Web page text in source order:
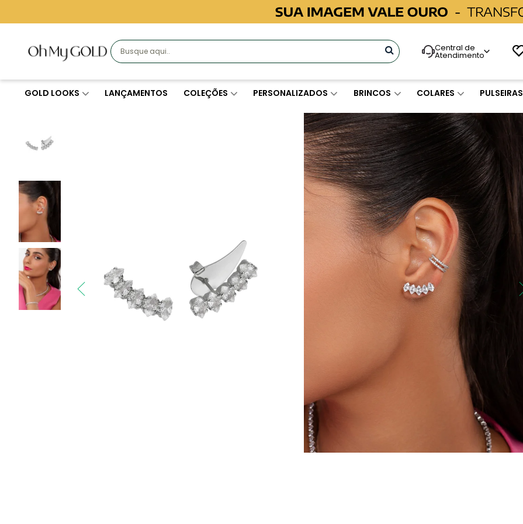
Central de
Atendimento
GOLD LOOKS LANÇAMENTOS COLEÇÕES PERSONALIZADOS BRINCOS COLARES PULSEIRAS